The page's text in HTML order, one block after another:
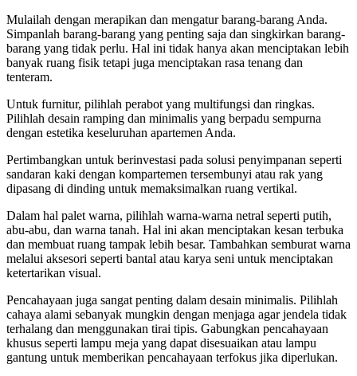
Mulailah dengan merapikan dan mengatur barang-barang Anda.
Simpanlah barang-barang yang penting saja dan singkirkan barang-
barang yang tidak perlu. Hal ini tidak hanya akan menciptakan lebih
banyak ruang fisik tetapi juga menciptakan rasa tenang dan
tenteram.
Untuk furnitur, pilihlah perabot yang multifungsi dan ringkas.
Pilihlah desain ramping dan minimalis yang berpadu sempurna
dengan estetika keseluruhan apartemen Anda.
Pertimbangkan untuk berinvestasi pada solusi penyimpanan seperti
sandaran kaki dengan kompartemen tersembunyi atau rak yang
dipasang di dinding untuk memaksimalkan ruang vertikal.
Dalam hal palet warna, pilihlah warna-warna netral seperti putih,
abu-abu, dan warna tanah. Hal ini akan menciptakan kesan terbuka
dan membuat ruang tampak lebih besar. Tambahkan semburat warna
melalui aksesori seperti bantal atau karya seni untuk menciptakan
ketertarikan visual.
Pencahayaan juga sangat penting dalam desain minimalis. Pilihlah
cahaya alami sebanyak mungkin dengan menjaga agar jendela tidak
terhalang dan menggunakan tirai tipis. Gabungkan pencahayaan
khusus seperti lampu meja yang dapat disesuaikan atau lampu
gantung untuk memberikan pencahayaan terfokus jika diperlukan.